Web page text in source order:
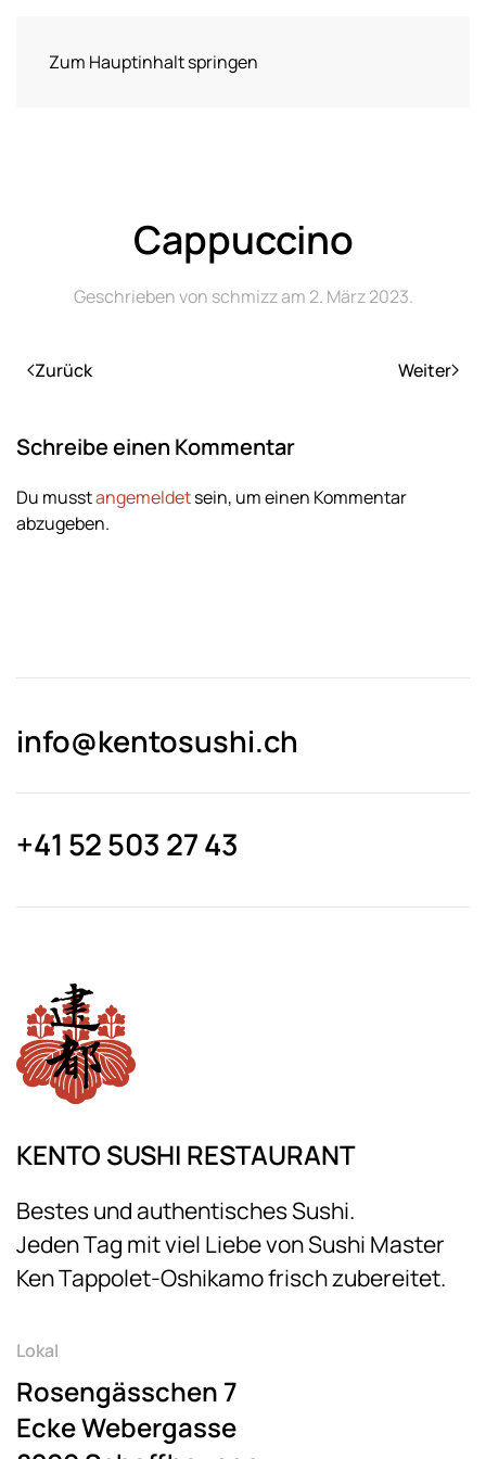
Zum Hauptinhalt springen
Cappuccino
Geschrieben von schmizzam 2. März 2023.
Zurück Weiter
Schreibe einen Kommentar
Du musstangemeldetsein, um einen Kommentar
abzugeben.
info@kentosushi.ch
+41 52 503 27 43
KENTO SUSHI RESTAURANT
Bestes und authentisches Sushi.
Jeden Tag mit viel Liebe von Sushi Master
Ken Tappolet-Oshikamo frisch zubereitet.
Lokal
Rosengässchen 7
Ecke Webergasse